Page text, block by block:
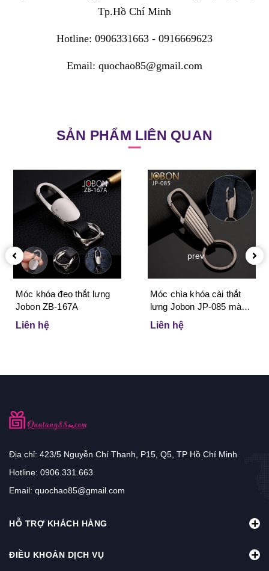
Tp.Hồ Chí Minh
Hotline: 0906331663 - 0916669623
Email: quochao85@gmail.com
SẢN PHẨM LIÊN QUAN
Móc khóa đeo thắt lưng
Jobon ZB-167A
Liên hệ
Móc chìa khóa cài thắt
lưng Jobon JP-085 màu
đen
Liên hệ
prev
Địa chỉ: 423/5 Nguyễn Chí Thanh, P15, Q5, TP Hồ Chí Minh
Hotline: 0906.331.663
Email: quochao85@gmail.com
HỖ TRỢ KHÁCH HÀNG
ĐIỀU KHOẢN DỊCH VỤ